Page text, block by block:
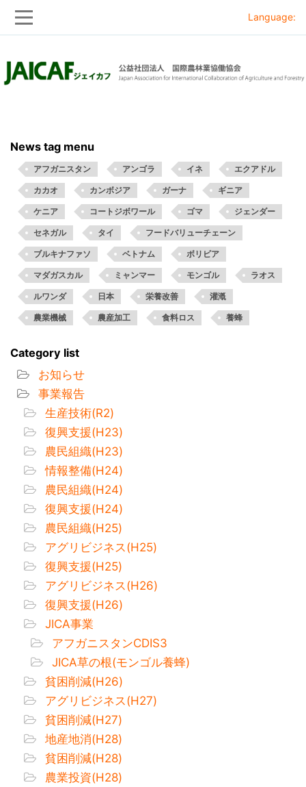
to
to
Language:
News tag menu
アフガニスタン アンゴラ イネ エクアドル
カカオ カンボジア ガーナ ギニア
ケニア コートジボワール ゴマ ジェンダー
セネガル タイ フードバリューチェーン
ブルキナファソ ベトナム ボリビア
マダガスカル ミャンマー モンゴル ラオス
ルワンダ 日本 栄養改善 灌漑
農業機械 農産加工 食料ロス 養蜂
Category list
お知らせ
事業報告
生産技術(R2)
復興支援(H23)
農民組織(H23)
情報整備(H24)
農民組織(H24)
復興支援(H24)
農民組織(H25)
アグリビジネス(H25)
復興支援(H25)
アグリビジネス(H26)
復興支援(H26)
JICA事業
アフガニスタンCDIS3
JICA草の根(モンゴル養蜂)
貧困削減(H26)
アグリビジネス(H27)
貧困削減(H27)
地産地消(H28)
貧困削減(H28)
農業投資(H28)